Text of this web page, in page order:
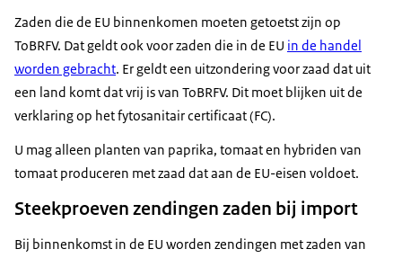
Zaden die de EU binnenkomen moeten getoetst zijn op
ToBRFV. Dat geldt ook voor zaden die in de EU in de handel
worden gebracht. Er geldt een uitzondering voor zaad dat uit
een land komt dat vrij is van ToBRFV. Dit moet blijken uit de
verklaring op het fytosanitair certificaat (FC).
U mag alleen planten van paprika, tomaat en hybriden van
tomaat produceren met zaad dat aan de EU-eisen voldoet.
Steekproeven zendingen zaden bij import
Bij binnenkomst in de EU worden zendingen met zaden van